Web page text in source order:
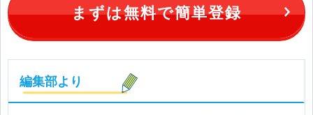
まずは無料で簡単登録
編集部より